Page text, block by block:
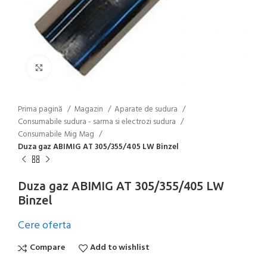
Click to enlarge
Prima pagină Magazin
Aparate de sudura
Consumabile sudura - sarma si electrozi sudura
Consumabile Mig Mag
Duza gaz ABIMIG AT 305/355/405 LW Binzel
Duza gaz ABIMIG AT 305/355/405 LW
Binzel
Cere oferta
Compare Add to wishlist